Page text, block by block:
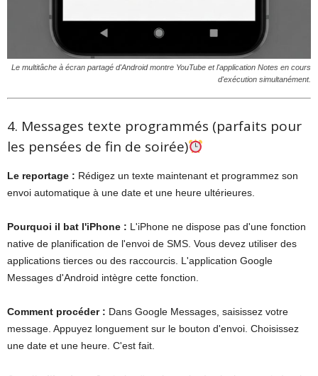
Le multitâche à écran partagé d'Android montre YouTube et l'application Notes en cours
d'exécution simultanément.
4. Messages texte programmés (parfaits pour
les pensées de fin de soirée)
Le reportage : Rédigez un texte maintenant et programmez son
envoi automatique à une date et une heure ultérieures.
Pourquoi il bat l'iPhone : L'iPhone ne dispose pas d'une fonction
native de planification de l'envoi de SMS. Vous devez utiliser des
applications tierces ou des raccourcis. L'application Google
Messages d'Android intègre cette fonction.
Comment procéder : Dans Google Messages, saisissez votre
message. Appuyez longuement sur le bouton d'envoi. Choisissez
une date et une heure. C'est fait.